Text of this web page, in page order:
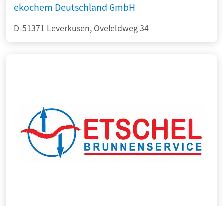
ekochem Deutschland GmbH
D-51371 Leverkusen, Ovefeldweg 34